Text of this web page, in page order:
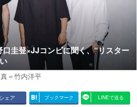
圭登×JJコンビに聞く、“リスター
＝竹内洋平
シェア ブックマーク LINEで送る